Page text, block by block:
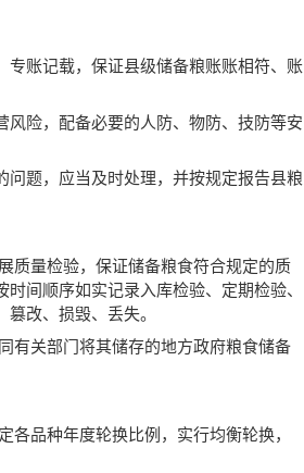
专账记载，保证县级储备粮账账相符、账
风险，配备必要的人防、物防、技防等安
问题，应当及时处理，并按规定报告县粮
质量检验，保证储备粮食符合规定的质
间顺序如实记录入库检验、定期检验、
改、损毁、丢失。
有关部门将其储存的地方政府粮食储备
品种年度轮换比例，实行均衡轮换，